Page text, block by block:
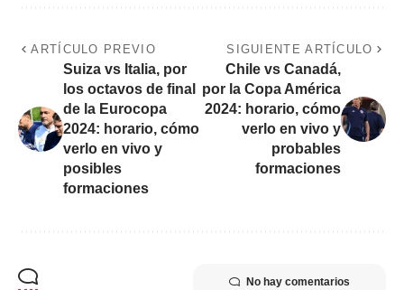
ARTÍCULO PREVIO
Suiza vs Italia, por
los octavos de final
de la Eurocopa
2024: horario, cómo
verlo en vivo y
posibles
formaciones
SIGUIENTE ARTÍCULO
Chile vs Canadá,
por la Copa América
2024: horario, cómo
verlo en vivo y
probables
formaciones
No hay comentarios